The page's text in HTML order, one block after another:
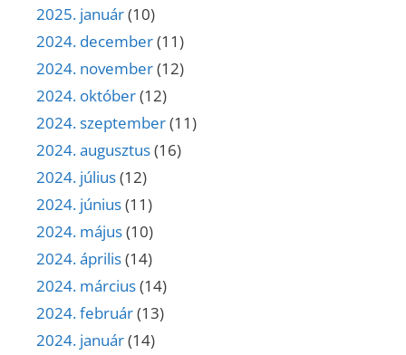
2025. január(10)
2024. december(11)
2024. november(12)
2024. október(12)
2024. szeptember(11)
2024. augusztus(16)
2024. július(12)
2024. június(11)
2024. május(10)
2024. április(14)
2024. március(14)
2024. február(13)
2024. január(14)